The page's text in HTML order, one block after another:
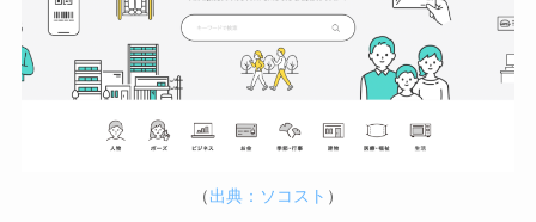
（出典：ソコスト ）